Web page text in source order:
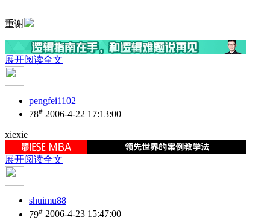
重谢
展开阅读全文
pengfei1102
78# 2006-4-22 17:13:00
xiexie
展开阅读全文
shuimu88
79# 2006-4-23 15:47:00